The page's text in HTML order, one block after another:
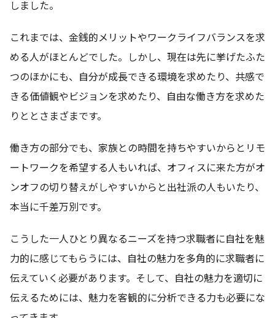
しました。
これまでは、金銭的メリットやワークライフバランスを求
める人がほとんどでした。しかし、現在は先に挙げたふた
つのほかにも、自分が成長できる環境を求めたり、共感で
きる価値観やビジョンを求めたり、自由な働き方を求めた
りととさまざまです。
働き方の部分でも、家族との時間を持ちやすいからとリモ
ートワークを希望する人もいれば、オフィスに来た方がオ
ンオフの切り替えがしやすいからと出社派の人もいたり、
本当に千差万別です。
こうした一人ひとり異なるニーズを持つ求職者に自社を魅
力的に感じてもらうには、自社の魅力を多角的に求職者に
伝えていく必要があります。そして、自社の魅力を適切に
伝えるためには、魅力を客観的に分析できる力も必要にな